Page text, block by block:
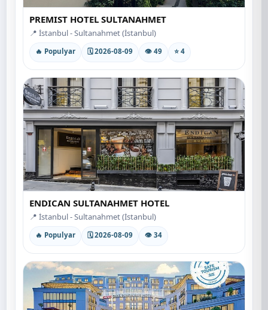
PREMIST HOTEL SULTANAHMET
📍 İstanbul - Sultanahmet (İstanbul)
🔥 Populyar 🗓 2026-08-09 👁 49 ⭐ 4
ENDICAN SULTANAHMET HOTEL
📍 İstanbul - Sultanahmet (İstanbul)
🔥 Populyar 🗓 2026-08-09 👁 34